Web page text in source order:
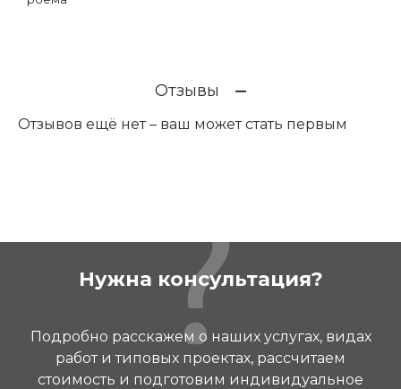
Отзывы
Отзывов ещё нет – ваш может стать первым
Нужна консультация?
Подробно расскажем о наших услугах, видах
работ и типовых проектах, рассчитаем
стоимость и подготовим индивидуальное